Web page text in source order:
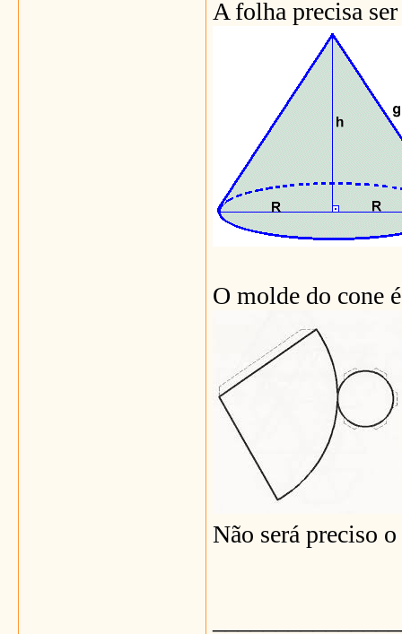
A folha precisa
O molde do cone
Não será preciso